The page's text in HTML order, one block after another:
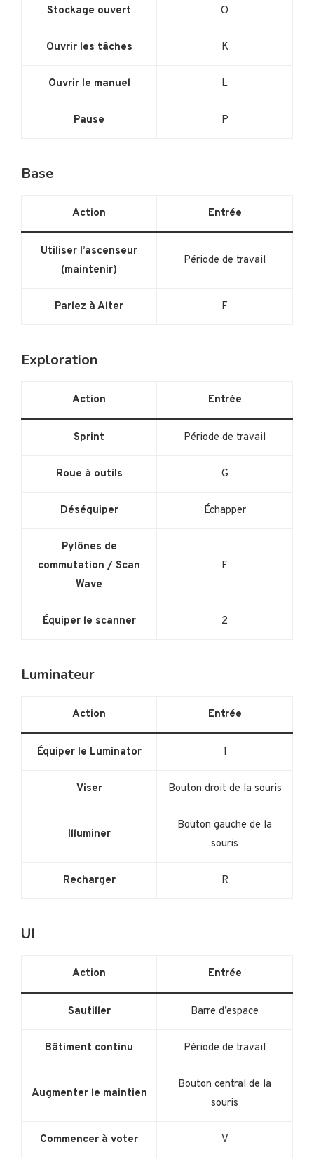
Stockage ouvert O
Ouvrir les tâches K
Ouvrir le manuel L
Pause P
Base
Action Entrée
Utiliser l’ascenseur
(maintenir)
Période de travail
Parlez à Alter F
Exploration
Action Entrée
Sprint Période de travail
Roue à outils G
Déséquiper Échapper
Pylônes de
commutation / Scan
Wave
F
Équiper le scanner 2
Luminateur
Action Entrée
Équiper le Luminator 1
Viser Bouton droit de la souris
Illuminer
Bouton gauche de la
souris
Recharger R
UI
Action Entrée
Sautiller Barre d’espace
Bâtiment continu Période de travail
Augmenter le maintien
Bouton central de la
souris
Commencer à voter V